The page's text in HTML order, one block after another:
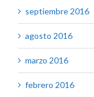
septiembre 2016
agosto 2016
marzo 2016
febrero 2016